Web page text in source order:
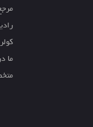
ما